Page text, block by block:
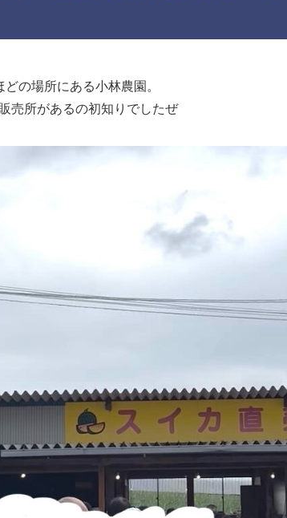
どの場所にある小林農園。
売所があるの初知りでしたぜ